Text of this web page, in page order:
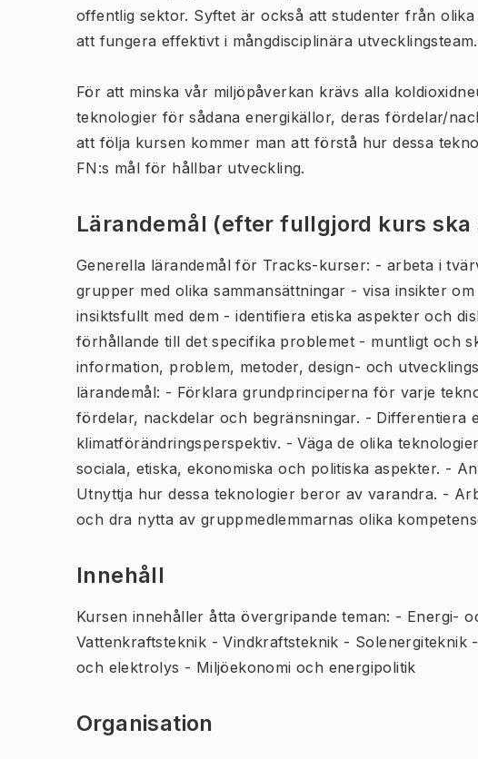
offentlig sektor. Syftet är också att studenter från
att fungera effektivt i mångdisciplinära utvecklingsteam.
För att minska vår miljöpåverkan krävs alla
teknologier för sådana energikällor, deras fördelar/
att följa kursen kommer man att förstå hur dessa
FN:s mål för hållbar utveckling.
Lärandemål (efter fullgjord kurs
Generella lärandemål för Tracks-kurser: - arbeta i
grupper med olika sammansättningar - visa insikter
insiktsfullt med dem - identifiera etiska aspekter och
förhållande till det specifika problemet - muntligt och
information, problem, metoder, design- och
lärandemål: - Förklara grundprinciperna för varje
fördelar, nackdelar och begränsningar. - Differentiera
klimatförändringsperspektiv. - Väga de olika
sociala, etiska, ekonomiska och politiska aspekter. -
Utnyttja hur dessa teknologier beror av varandra. -
och dra nytta av gruppmedlemmarnas olika
Innehåll
Kursen innehåller åtta övergripande teman: - Energi-
Vattenkraftsteknik - Vindkraftsteknik -
och elektrolys - Miljöekonomi och energipolitik
Organisation